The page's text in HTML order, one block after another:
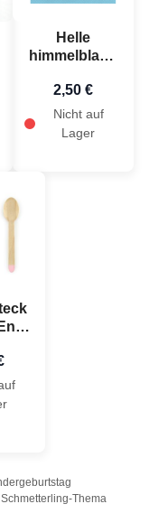
Schmetterling-Thema
Helle
himmelblaue
- 33x33 cm
2,50 €
Nicht auf
Lager